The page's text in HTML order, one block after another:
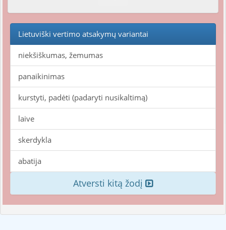
Lietuviški vertimo atsakymų variantai
niekšiškumas, žemumas
panaikinimas
kurstyti, padėti (padaryti nusikaltimą)
laive
skerdykla
abatija
Atversti kitą žodį